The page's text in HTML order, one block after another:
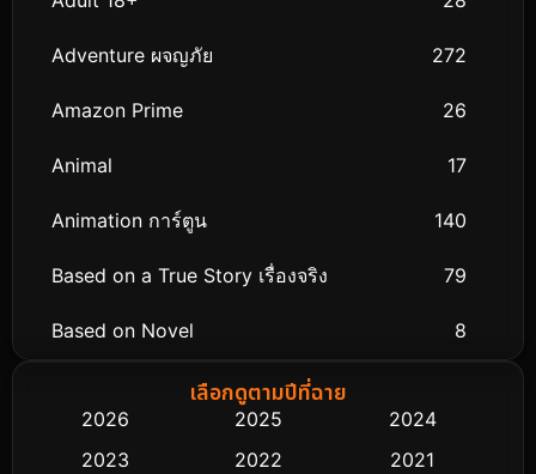
Adventure ผจญภัย 272
Amazon Prime 26
Animal 17
Animation การ์ตูน 140
Based on a True Story เรื่องจริง 79
Based on Novel 8
Biography ชีวิตจริงเลือกดูตามปีที่ฉาย
2026 2025
2024
2023
2022
2021